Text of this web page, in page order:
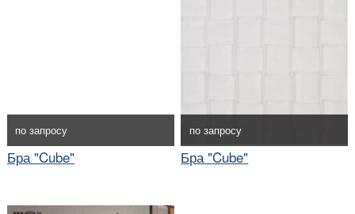
по запросу
Бра "Cube"
по запросу
Бра "Cube"